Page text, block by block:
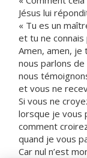
Jésus lui
« Tu es un
et tu ne connais
Amen, amen, je
nous parlons
nous
et vous ne
Si vous ne
lorsque je vous
comment
quand je vous
Car nul n’est